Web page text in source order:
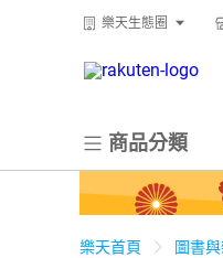
樂天生態圈
商品分類
樂天首頁 圖書